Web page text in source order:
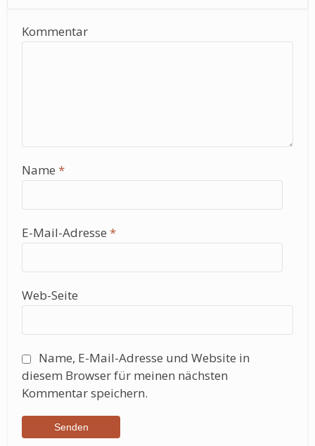
Kommentar
Name*
E-Mail-Adresse*
Web-Seite
Name, E-Mail-Adresse und Website in
diesem Browser für meinen nächsten
Kommentar speichern.